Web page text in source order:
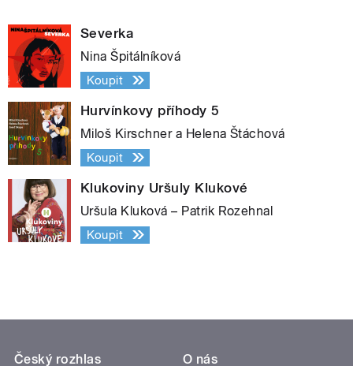
Severka
Nina Špitálníková
Koupit
Hurvínkovy příhody 5
Miloš Kirschner a Helena Štáchová
Koupit
Klukoviny Uršuly Klukové
Uršula Kluková – Patrik Rozehnal
Koupit
Český rozhlas
O nás